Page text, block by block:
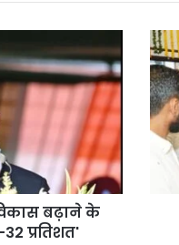
बढ़ाने के
प्रतिशत'